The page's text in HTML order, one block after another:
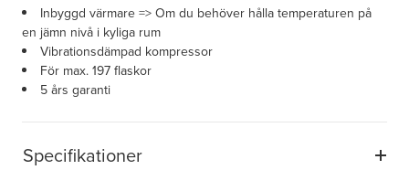
Specifikationer
Inbyggd värmare => Om du behöver hålla temperaturen på
en jämn nivå i kyliga rum
Vibrationsdämpad kompressor
För max. 197 flaskor
5 års garanti